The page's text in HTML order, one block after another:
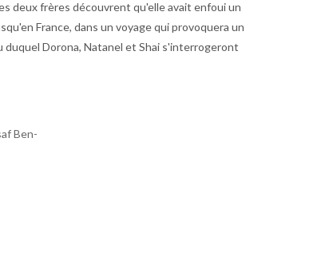
deux frères découvrent qu'elle avait enfoui un
France, dans un voyage qui provoquera un
duquel Dorona, Natanel et Shai s'interrogeront
Ben-